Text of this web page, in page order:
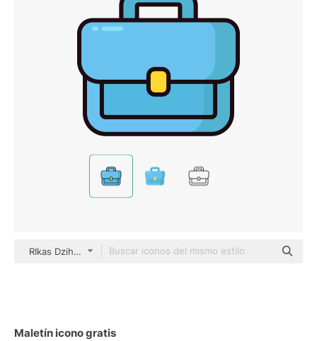
RIkas Dzihab Outline Color
Maletín icono gratis